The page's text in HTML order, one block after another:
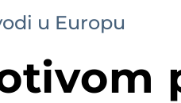
na prugu
krovu!
u Europu